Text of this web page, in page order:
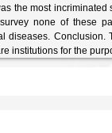
the most
none of these
diseases.
institutions for the